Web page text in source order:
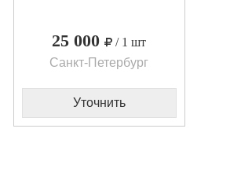
25 000
/ 1 шт
Санкт-Петербург
Уточнить